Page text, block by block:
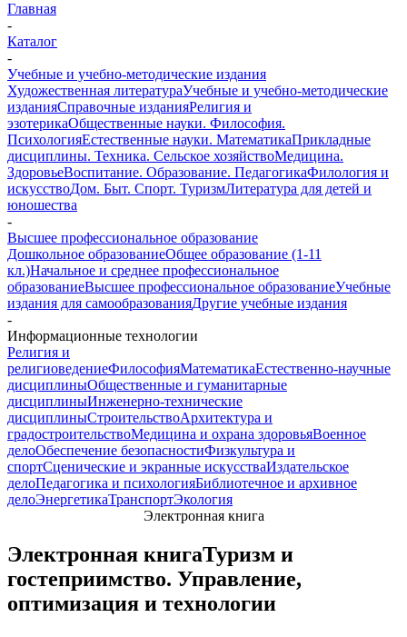
Главная
-
Каталог
-
Учебные и учебно-методические издания
Художественная литератураУчебные и учебно-методические
изданияСправочные изданияРелигия и
эзотерикаОбщественные науки. Философия.
ПсихологияЕстественные науки. МатематикаПрикладные
дисциплины. Техника. Сельское хозяйствоМедицина.
ЗдоровьеВоспитание. Образование. ПедагогикаФилология и
искусствоДом. Быт. Спорт. ТуризмЛитература для детей и
юношества
-
Высшее профессиональное образование
Дошкольное образованиеОбщее образование (1-11
кл.)Начальное и среднее профессиональное
образованиеВысшее профессиональное образованиеУчебные
издания для самообразованияДругие учебные издания
-
Информационные технологии
Религия и
религиоведениеФилософияМатематикаЕстественно-научные
дисциплиныОбщественные и гуманитарные
дисциплиныИнженерно-технические
дисциплиныСтроительствоАрхитектура и
градостроительствоМедицина и охрана здоровьяВоенное
делоОбеспечение безопасностиФизкультура и
спортСценические и экранные искусстваИздательское
делоПедагогика и психологияБиблиотечное и архивное
делоЭнергетикаТранспортЭкология
Электронная книга
Электронная книгаТуризм и
гостеприимство. Управление,
оптимизация и технологии